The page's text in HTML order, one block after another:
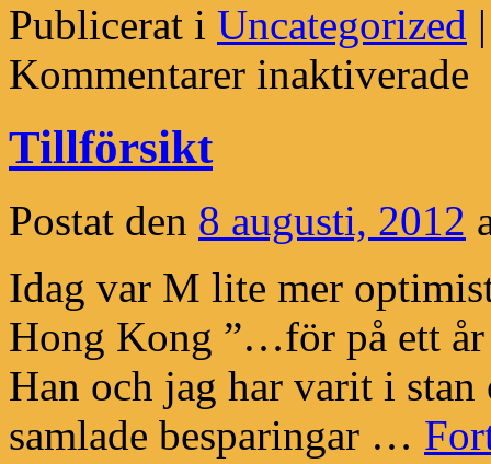
Publicerat i Uncategorized |
Kommentarer inaktiverade
Tillförsikt
Postat den 8 augusti, 2012
Idag var M lite mer
Hong Kong ”…för på ett
Han och jag har varit i
samlade besparingar …